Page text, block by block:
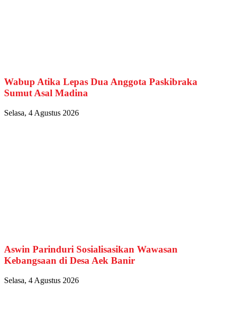
Wabup Atika Lepas Dua Anggota Paskibraka
Sumut Asal Madina
Selasa, 4 Agustus 2026
Aswin Parinduri Sosialisasikan Wawasan
Kebangsaan di Desa Aek Banir
Selasa, 4 Agustus 2026